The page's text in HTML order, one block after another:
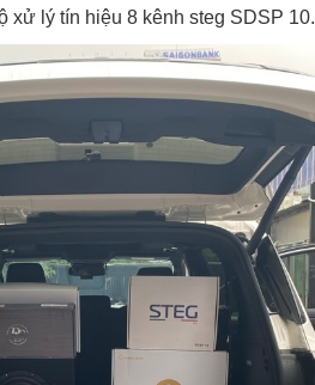
xử lý tín hiệu 8 kênh steg SDSP 10.